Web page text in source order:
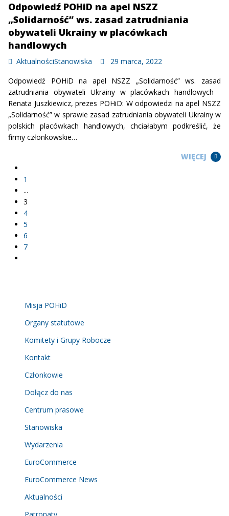
Odpowiedź POHiD na apel NSZZ
„Solidarność” ws. zasad zatrudniania
obywateli Ukrainy w placówkach
handlowych
AktualnościStanowiska
29 marca, 2022
Odpowiedź POHiD na apel NSZZ „Solidarność” ws. zasad
zatrudniania obywateli Ukrainy w placówkach handlowych
Renata Juszkiewicz, prezes POHiD: W odpowiedzi na apel NSZZ
„Solidarność” w sprawie zasad zatrudniania obywateli Ukrainy w
polskich placówkach handlowych, chciałabym podkreślić, że
firmy członkowskie…
WIĘCEJ
1
...
3
4
5
6
7
Misja POHiD
Organy statutowe
Komitety i Grupy Robocze
Kontakt
Członkowie
Dołącz do nas
Centrum prasowe
Stanowiska
Wydarzenia
EuroCommerce
EuroCommerce News
Aktualności